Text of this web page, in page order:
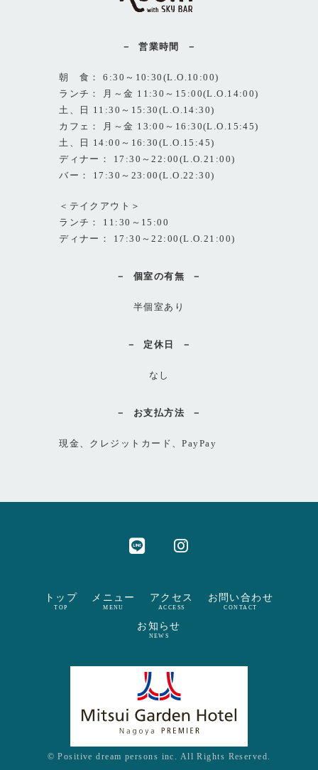
営業時間
朝 食： 6:30～10:30(L.O.10:00)
ランチ： 月～金 11:30～15:00(L.O.14:00)
土、日 11:30～15:30(L.O.14:30)
カフェ： 月～金 13:00～16:30(L.O.15:45)
土、日 14:00～16:30(L.O.15:45)
ディナー： 17:30～22:00(L.O.21:00)
バー： 17:30～23:00(L.O.22:30)
＜テイクアウト＞
ランチ： 11:30～15:00
ディナー： 17:30～22:00(L.O.21:00)
個室の有無
半個室あり
定休日
なし
お支払方法
現金、クレジットカード、PayPay
トップ
TOP
メニュー
MENU
アクセス
ACCESS
お問い合わせ
CONTACT
お知らせ
NEWS
© Positive dream persons inc. All Rights Reserved.